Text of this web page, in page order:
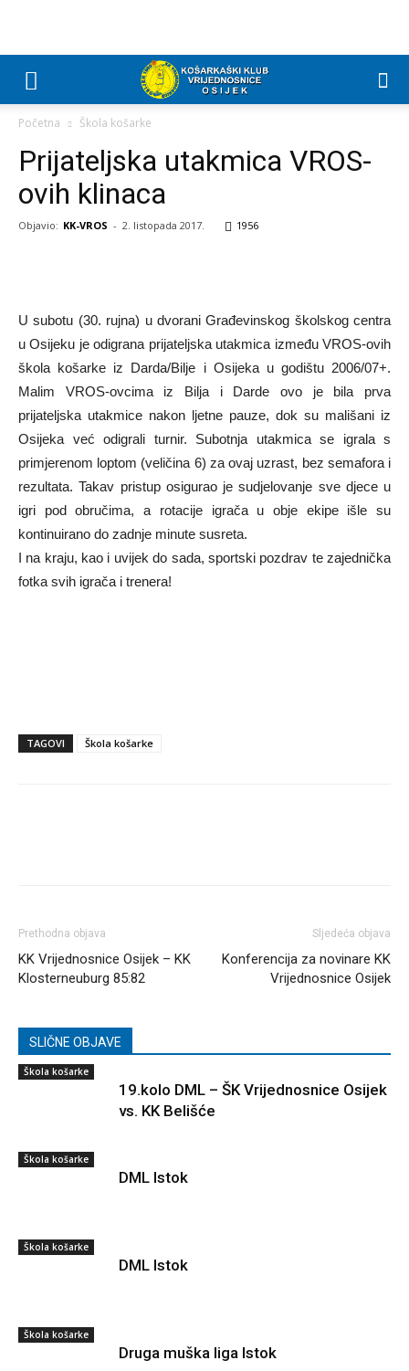
Početna Škola košarke
Prijateljska utakmica VROS-
ovih klinaca
Objavio: KK-VROS - 2. listopada 2017. 1956
U subotu (30. rujna) u dvorani Građevinskog školskog centra
u Osijeku je odigrana prijateljska utakmica između VROS-ovih
škola košarke iz Darda/Bilje i Osijeka u godištu 2006/07+.
Malim VROS-ovcima iz Bilja i Darde ovo je bila prva
prijateljska utakmice nakon ljetne pauze, dok su mališani iz
Osijeka već odigrali turnir. Subotnja utakmica se igrala s
primjerenom loptom (veličina 6) za ovaj uzrast, bez semafora i
rezultata. Takav pristup osigurao je sudjelovanje sve djece u
igri pod obručima, a rotacije igrača u obje ekipe išle su
kontinuirano do zadnje minute susreta.
I na kraju, kao i uvijek do sada, sportski pozdrav te zajednička
fotka svih igrača i trenera!
TAGOVI Škola košarke
Prethodna objava
KK Vrijednosnice Osijek – KK
Klosterneuburg 85:82
Sljedeća objava
Konferencija za novinare KK
Vrijednosnice Osijek
SLIČNE OBJAVE
Škola košarke
19.kolo DML – ŠK Vrijednosnice Osijek
vs. KK Belišće
Škola košarke
DML Istok
Škola košarke
DML Istok
Škola košarke
Druga muška liga Istok